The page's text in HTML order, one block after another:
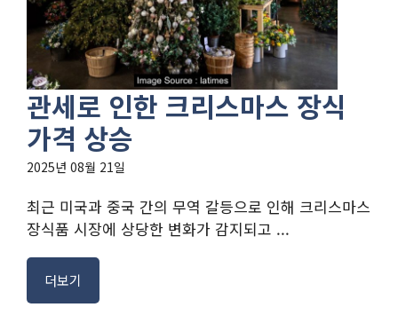
관세로 인한 크리스마스 장식
가격 상승
2025년 08월 21일
최근 미국과 중국 간의 무역 갈등으로 인해 크리스마스
장식품 시장에 상당한 변화가 감지되고 ...
더보기